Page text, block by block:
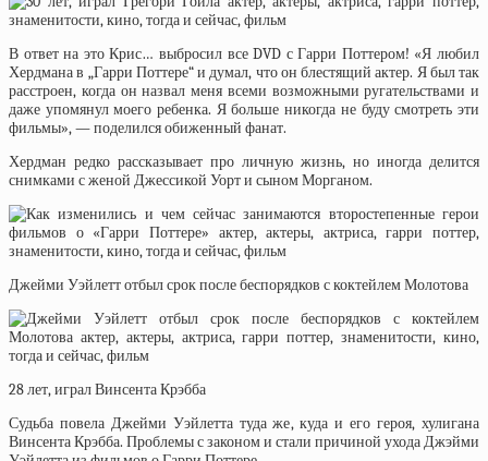
В ответ на это Крис… выбросил все DVD с Гарри Поттером! «Я любил
Хердмана в „Гарри Поттере“ и думал, что он блестящий актер. Я был так
расстроен, когда он назвал меня всеми возможными ругательствами и
даже упомянул моего ребенка. Я больше никогда не буду смотреть эти
фильмы», — поделился обиженный фанат.
Хердман редко рассказывает про личную жизнь, но иногда делится
снимками с женой Джессикой Уорт и сыном Морганом.
Джейми Уэйлетт отбыл срок после беспорядков с коктейлем Молотова
28 лет, играл Винсента Крэбба
Судьба повела Джейми Уэйлетта туда же, куда и его героя, хулигана
Винсента Крэбба. Проблемы с законом и стали причиной ухода Джэйми